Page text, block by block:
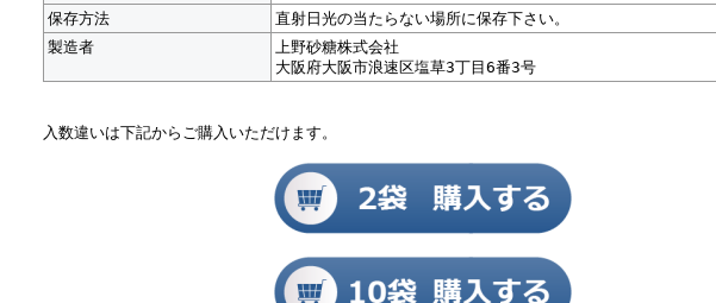
保存方法
直射日光の当たらない場所に保存下さい。
製造者
上野砂糖株式会社
大阪府大阪市浪速区塩草3丁目6番3号
入数違いは下記からご購入いただけます。